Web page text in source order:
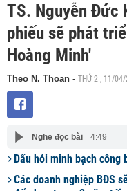
TS. Nguyễn Đức
phiếu sẽ phát
Hoàng Minh'
Theo N. Thoan - THỨ 2 , 11/
Nghe đọc bài 4:49
Dấu hỏi minh bạch
Các doanh nghiệp BĐS